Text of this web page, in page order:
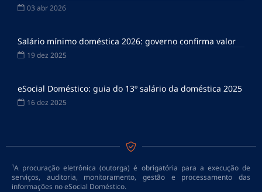
03 abr 2026
Salário mínimo doméstica 2026: governo confirma valor
19 dez 2025
eSocial Doméstico: guia do 13º salário da doméstica 2025
16 dez 2025
¹A procuração eletrônica (outorga) é obrigatória para a execução de
serviços, auditoria, monitoramento, gestão e processamento das
informações no eSocial Doméstico.